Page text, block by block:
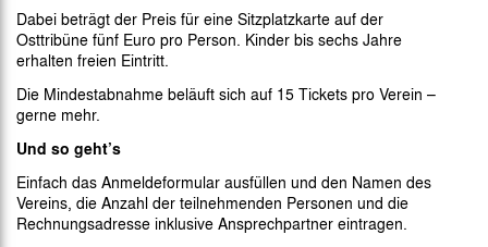
Dabei beträgt der Preis für eine Sitzplatzkarte auf der
Osttribüne fünf Euro pro Person. Kinder bis sechs Jahre
erhalten freien Eintritt.
Die Mindestabnahme beläuft sich auf 15 Tickets pro Verein –
gerne mehr.
Und so geht’s
Einfach das Anmeldeformular ausfüllen und den Namen des
Vereins, die Anzahl der teilnehmenden Personen und die
Rechnungsadresse inklusive Ansprechpartner eintragen.